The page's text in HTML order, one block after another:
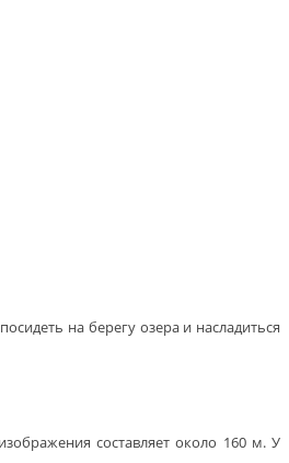
на берегу озера и насладиться
составляет около 160 м. У